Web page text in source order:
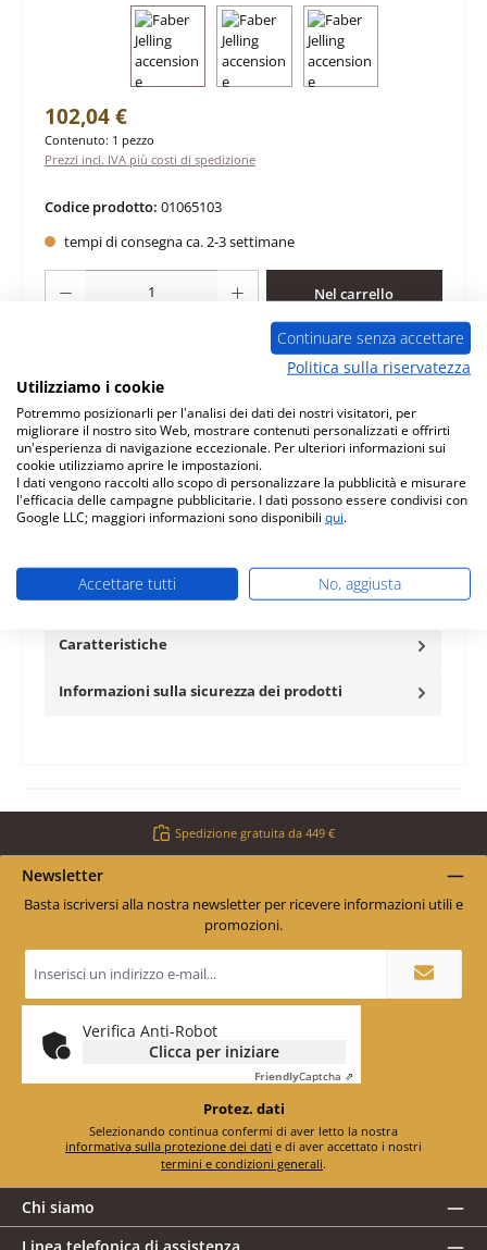
Prezzo normale:
102,04 €
Contenuto: 1 pezzo
Prezzi incl. IVA più costi di spedizione
Codice prodotto: 01065103
tempi di consegna ca. 2-3 settimane
Nel carrello
Descrizione
Faber Jelling accensione dati chiave: elemento di
accensione, cart…Di più
Caratteristiche
Informazioni sulla sicurezza dei prodotti
Spedizione gratuita da 449 €
Newsletter
Basta iscriversi alla nostra newsletter per ricevere informazioni utili e
promozioni.
*
Verifica Anti-Robot
Clicca per iniziare
FriendlyCaptcha ⇗
Protez. dati
informativa sulla protezione dei dati
termini e condizioni generali.
Chi siamo
Continuare senza accettare
Politica sulla riservatezza
Utilizziamo i cookie
Potremmo posizionarli per l'analisi dei dati dei nostri visitatori, per
migliorare il nostro sito Web, mostrare contenuti personalizzati e offrirti
un'esperienza di navigazione eccezionale. Per ulteriori informazioni sui
cookie utilizziamo aprire le impostazioni.
I dati vengono raccolti allo scopo di personalizzare la pubblicità e misurare
l'efficacia delle campagne pubblicitarie. I dati possono essere condivisi con
Google LLC; maggiori informazioni sono disponibili qui.
Accettare tutti No, aggiusta